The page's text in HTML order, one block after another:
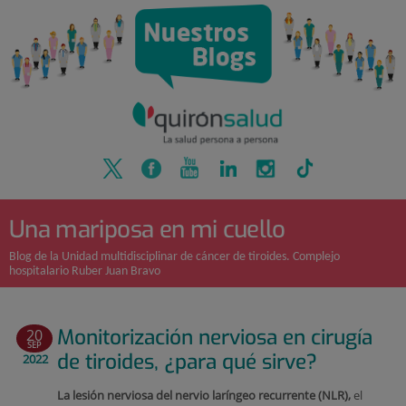
Una mariposa en mi cuello
Blog de la Unidad multidisciplinar de cáncer de tiroides. Complejo
hospitalario Ruber Juan Bravo
20
SEP
2022
Monitorización nerviosa en cirugía
de tiroides, ¿para qué sirve?
La lesión nerviosa del nervio laríngeo recurrente (NLR), el